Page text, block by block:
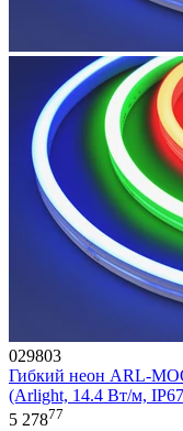
029803
Гибкий неон ARL-
(Arlight, 14.4 Вт/м,
5 27877